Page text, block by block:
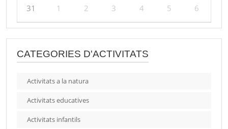
31 1 2 3 4 5 6
CATEGORIES D'ACTIVITATS
Activitats a la natura
Activitats educatives
Activitats infantils